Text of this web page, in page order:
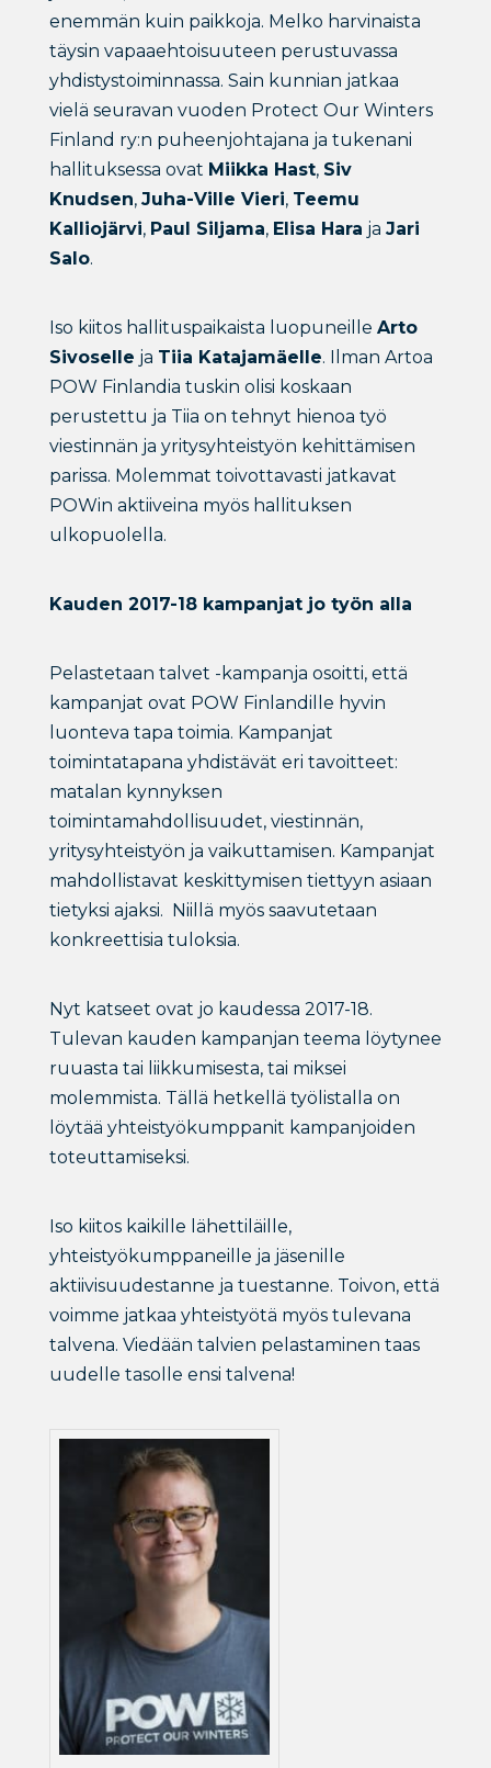
enemmän kuin paikkoja. Melko harvinaista
täysin vapaaehtoisuuteen perustuvassa
yhdistystoiminnassa. Sain kunnian jatkaa
vielä seuravan vuoden Protect Our Winters
Finland ry:n puheenjohtajana ja tukenani
hallituksessa ovat Miikka Hast, Siv
Knudsen, Juha-Ville Vieri, Teemu
Kalliojärvi, Paul Siljama, Elisa Hara ja Jari
Salo.
Iso kiitos hallituspaikaista luopuneille Arto
Sivoselle ja Tiia Katajamäelle. Ilman Artoa
POW Finlandia tuskin olisi koskaan
perustettu ja Tiia on tehnyt hienoa työ
viestinnän ja yritysyhteistyön kehittämisen
parissa. Molemmat toivottavasti jatkavat
POWin aktiiveina myös hallituksen
ulkopuolella.
Kauden 2017-18 kampanjat jo työn alla
Pelastetaan talvet -kampanja osoitti, että
kampanjat ovat POW Finlandille hyvin
luonteva tapa toimia. Kampanjat
toimintatapana yhdistävät eri tavoitteet:
matalan kynnyksen
toimintamahdollisuudet, viestinnän,
yritysyhteistyön ja vaikuttamisen. Kampanjat
mahdollistavat keskittymisen tiettyyn asiaan
tietyksi ajaksi. Niillä myös saavutetaan
konkreettisia tuloksia.
Nyt katseet ovat jo kaudessa 2017-18.
Tulevan kauden kampanjan teema löytynee
ruuasta tai liikkumisesta, tai miksei
molemmista. Tällä hetkellä työlistalla on
löytää yhteistyökumppanit kampanjoiden
toteuttamiseksi.
Iso kiitos kaikille lähettiläille,
yhteistyökumppaneille ja jäsenille
aktiivisuudestanne ja tuestanne. Toivon, että
voimme jatkaa yhteistyötä myös tulevana
talvena. Viedään talvien pelastaminen taas
uudelle tasolle ensi talvena!